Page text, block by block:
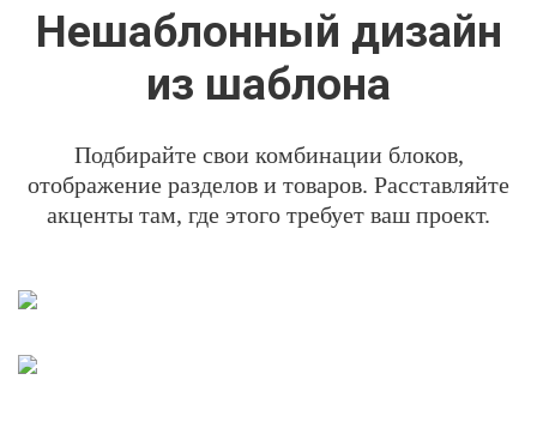
Нешаблонный дизайн
из шаблона
Подбирайте свои комбинации блоков,
отображение разделов и товаров. Расставляйте
акценты там, где этого требует ваш проект.